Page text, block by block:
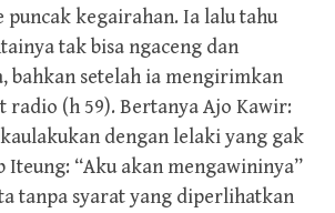
puncak kegairahan. Ia lalu tahu
tak bisa ngaceng dan
bahkan setelah ia mengirimkan
radio (h 59). Bertanya Ajo Kawir:
dengan lelaki yang gak
Iteung: “Aku akan mengawininya”
tanpa syarat yang diperlihatkan